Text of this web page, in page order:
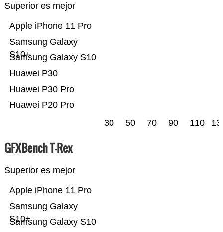
Superior es mejor
Huawei P20 Pro
Huawei P30 Pro
Huawei P30
Samsung Galaxy S10
Samsung Galaxy
S10+
Apple iPhone 11 Pro
30 50 70 90 110
GFXBench T-Rex
Superior es mejor
Samsung Galaxy S10
Samsung Galaxy
S10+
Apple iPhone 11 Pro